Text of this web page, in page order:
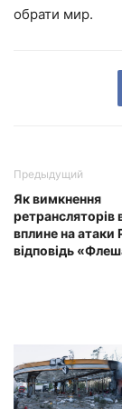
обрати мир.
Предыдущий
Як вимкнення
ретрансляторів
вплине на атаки
відповідь